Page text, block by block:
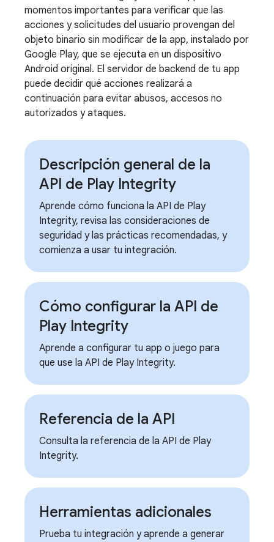
momentos importantes para verificar que las
acciones y solicitudes del usuario provengan del
objeto binario sin modificar de la app, instalado por
Google Play, que se ejecuta en un dispositivo
Android original. El servidor de backend de tu app
puede decidir qué acciones realizará a
continuación para evitar abusos, accesos no
autorizados y ataques.
Descripción general de la
API de Play Integrity
Aprende cómo funciona la API de Play
Integrity, revisa las consideraciones de
seguridad y las prácticas recomendadas, y
comienza a usar tu integración.
Cómo configurar la API de
Play Integrity
Aprende a configurar tu app o juego para
que use la API de Play Integrity.
Referencia de la API
Consulta la referencia de la API de Play
Integrity.
Herramientas adicionales
Prueba tu integración y aprende a generar